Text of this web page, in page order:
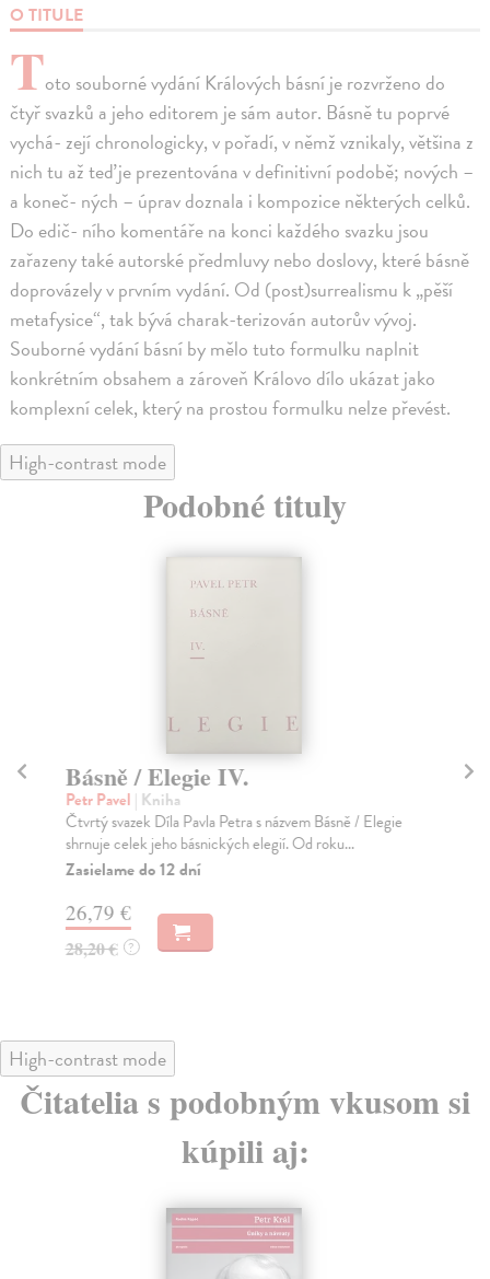
O TITULE
Toto souborné vydání Králových básní je rozvrženo do
čtyř svazků a jeho editorem je sám autor. Básně tu poprvé
vychá- zejí chronologicky, v pořadí, v němž vznikaly, většina z
nich tu až teď je prezentována v definitivní podobě; nových –
a koneč- ných – úprav doznala i kompozice některých celků.
Do edič- ního komentáře na konci každého svazku jsou
zařazeny také autorské předmluvy nebo doslovy, které básně
doprovázely v prvním vydání. Od (post)surrealismu k „pěší
metafysice“, tak bývá charak-terizován autorův vývoj.
Souborné vydání básní by mělo tuto formulku naplnit
konkrétním obsahem a zároveň Královo dílo ukázat jako
komplexní celek, který na prostou formulku nelze převést.
High-contrast mode
Podobné tituly
Básně / Elegie IV.
Petr Pavel | Kniha
Čtvrtý svazek Díla Pavla Petra s názvem Básně / Elegie
shrnuje celek jeho básnických elegií. Od roku...
Zasielame do 12 dní
26,79 €
28,20 € ?
High-contrast mode
Čitatelia s podobným vkusom si
kúpili aj: